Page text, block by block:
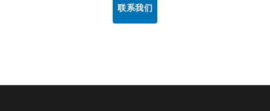
联系我们